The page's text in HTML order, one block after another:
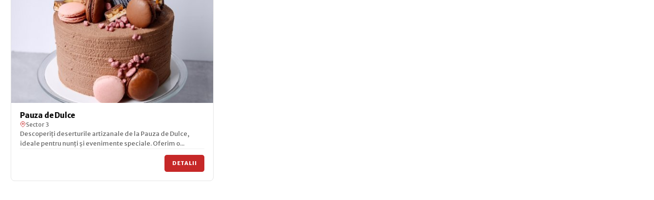
Pauza de Dulce
Sector 3
Descoperiți deserturile artizanale de la Pauza de Dulce,
ideale pentru nunți și evenimente speciale. Oferim o...
DETALII